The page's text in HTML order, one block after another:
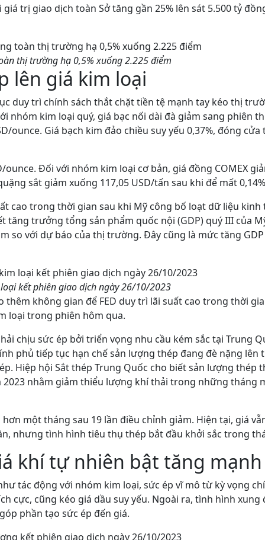
trị giao dịch toàn Sở tăng gần 25% lên sát 5.500 tỷ
thị trường hạ 0,5% xuống 2.225 điểm
lên giá kim loại
duy trì chính sách thắt chặt tiền tệ mạnh tay kéo thị
nhóm kim loại quý, giá bạc nối dài đà giảm sang phiên
ounce. Giá bạch kim đảo chiều suy yếu 0,37%, đóng cửa
ounce. Đối với nhóm kim loại cơ bản, giá đồng COMEX
sắt giảm xuống 117,05 USD/tấn sau khi để mất
cao trong thời gian sau khi Mỹ công bố loạt dữ liệu kinh
tăng trưởng tổng sản phẩm quốc nội (GDP) quý III của
so với dự báo của thị trường. Đây cũng là mức tăng
kết phiên giao dịch ngày 26/10/2023
không gian để FED duy trì lãi suất cao trong thời
loại trong phiên hôm qua.
chịu sức ép bởi triển vọng nhu cầu kém sắc tại Trung
phủ tiếp tục hạn chế sản lượng thép đang đè nặng lên
Hiệp hội Sắt thép Trung Quốc cho biết sản lượng thép
nhằm giảm thiểu lượng khí thải trong những tháng
một tháng sau 19 lần điều chỉnh giảm. Hiện tại, giá
nhưng tình hình tiêu thụ thép bắt đầu khởi sắc trong
khí tự nhiên bật tăng mạnh
tác động với nhóm kim loại, sức ép vĩ mô từ kỳ vọng
cực, cũng kéo giá dầu suy yếu. Ngoài ra, tình hình xung
phần tạo sức ép đến giá.